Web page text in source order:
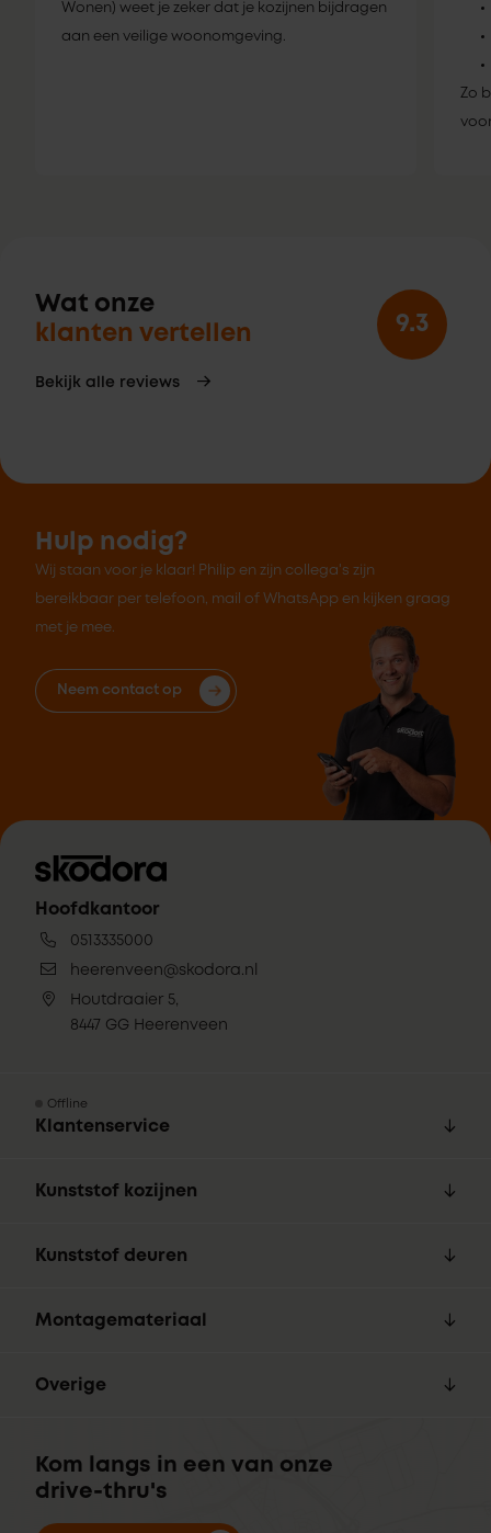
Wonen) weet je zeker dat je kozijnen bijdragen
aan een veilige woonomgeving.
Zo
Wat onze
klanten vertellen
Bekijk alle reviews
9.3
Hulp nodig?
Wij staan voor je klaar! Philip en zijn collega's zijn
bereikbaar per telefoon, mail of WhatsApp en kijken graag
met je mee.
Neem contact op
Hoofdkantoor
0513335000
heerenveen@skodora.nl
Houtdraaier 5,
8447 GG Heerenveen
Offline
Klantenservice
Kunststof kozijnen
Kunststof deuren
Montagemateriaal
Overige
Kom langs in een van onze
drive-thru's